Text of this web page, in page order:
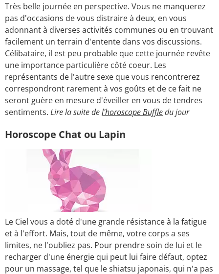
Très belle journée en perspective. Vous ne manquerez
pas d'occasions de vous distraire à deux, en vous
adonnant à diverses activités communes ou en trouvant
facilement un terrain d'entente dans vos discussions.
Célibataire, il est peu probable que cette journée revête
une importance particulière côté coeur. Les
représentants de l'autre sexe que vous rencontrerez
correspondront rarement à vos goûts et de ce fait ne
seront guère en mesure d'éveiller en vous de tendres
sentiments. Lire la suite del'horoscope Buffledu jour
Horoscope Chat ou Lapin
Le Ciel vous a doté d'une grande résistance à la fatigue
et à l'effort. Mais, tout de même, votre corps a ses
limites, ne l'oubliez pas. Pour prendre soin de lui et le
recharger d'une énergie qui peut lui faire défaut, optez
pour un massage, tel que le shiatsu japonais, qui n'a pas